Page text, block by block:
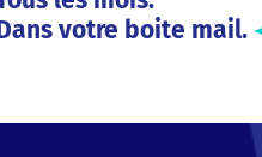
votre boite mail.